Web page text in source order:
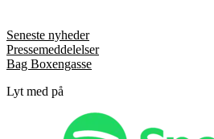
Seneste nyheder
Pressemeddelelser
Bag Boxengasse
Lyt med på